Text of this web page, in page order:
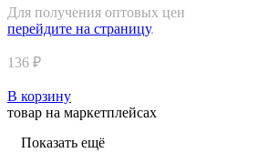
Для получения оптовых цен
перейдите на страницу.
136 ₽
В корзину
товар на маркетплейсах
Показать ещё